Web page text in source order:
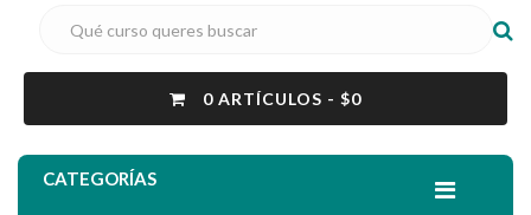
0 ARTÍCULOS - $0
CATEGORÍAS